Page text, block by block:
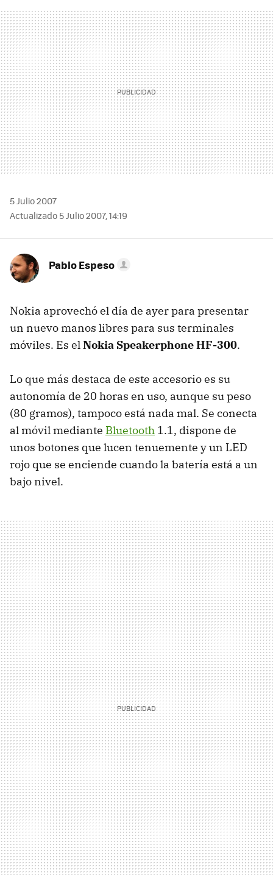
MAIL
5 Julio 2007
Actualizado 5 Julio 2007, 14:19
Pablo Espeso
Nokia aprovechó el día de ayer para presentar
un nuevo manos libres para sus terminales
móviles. Es elNokia Speakerphone HF-300.
Lo que más destaca de este accesorio es su
autonomía de 20 horas en uso, aunque su peso
(80 gramos), tampoco está nada mal. Se conecta
al móvil mediante Bluetooth 1.1, dispone de
unos botones que lucen tenuemente y un LED
rojo que se enciende cuando la batería está a un
bajo nivel.